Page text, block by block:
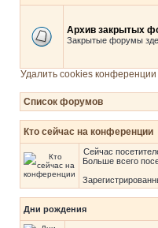
Архив закрытых
Закрытые форумы
Удалить cookies конференции
Список форумов
Кто сейчас на конференции
Сейчас
Больше всего
Дни рождения